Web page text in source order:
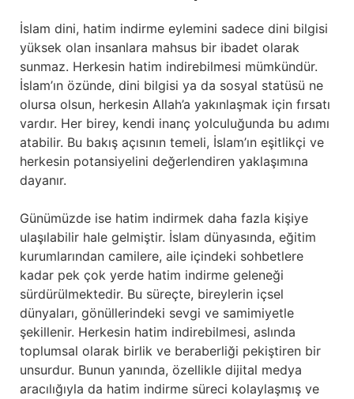
İslam dini, hatim indirme eylemini sadece dini bilgisi
yüksek olan insanlara mahsus bir ibadet olarak
sunmaz. Herkesin hatim indirebilmesi mümkündür.
İslam’ın özünde, dini bilgisi ya da sosyal statüsü ne
olursa olsun, herkesin Allah’a yakınlaşmak için fırsatı
vardır. Her birey, kendi inanç yolculuğunda bu adımı
atabilir. Bu bakış açısının temeli, İslam’ın eşitlikçi ve
herkesin potansiyelini değerlendiren yaklaşımına
dayanır.
Günümüzde ise hatim indirmek daha fazla kişiye
ulaşılabilir hale gelmiştir. İslam dünyasında, eğitim
kurumlarından camilere, aile içindeki sohbetlere
kadar pek çok yerde hatim indirme geleneği
sürdürülmektedir. Bu süreçte, bireylerin içsel
dünyaları, gönüllerindeki sevgi ve samimiyetle
şekillenir. Herkesin hatim indirebilmesi, aslında
toplumsal olarak birlik ve beraberliği pekiştiren bir
unsurdur. Bunun yanında, özellikle dijital medya
aracılığıyla da hatim indirme süreci kolaylaşmış ve